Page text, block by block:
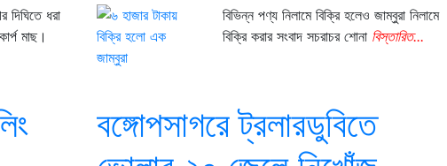
দিঘিতে ধরা
মাছ।
বিভিন্ন পণ্য নিলামে বিক্রি হলেও জাম্বুরা নিলামে
বিক্রি করার সংবাদ সচরাচর শোনা বিস্তারিত...
বঙ্গোপসাগরে ট্রলারডুবিতে